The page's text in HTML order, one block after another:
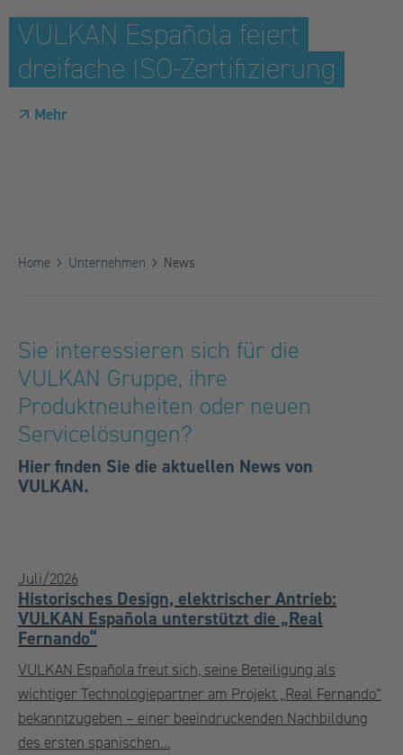
VULKAN Española feiert
dreifache ISO-Zertifizierung
Mehr
Home Unternehmen News
Sie interessieren sich für die
VULKAN Gruppe, ihre
Produktneuheiten oder neuen
Servicelösungen?
Hier finden Sie die aktuellen News von
VULKAN.
Juli/2026
Historisches Design, elektrischer Antrieb:
VULKAN Española unterstützt die „Real
Fernando“
VULKAN Española freut sich, seine Beteiligung als
wichtiger Technologiepartner am Projekt „Real Fernando“
bekanntzugeben – einer beeindruckenden Nachbildung
des ersten spanischen…